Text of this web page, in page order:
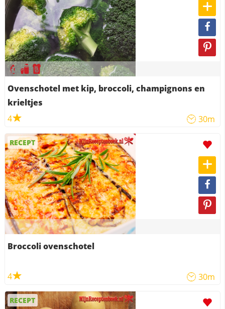
Ovenschotel met kip, broccoli, champignons en
krieltjes
4
30m
RECEPT
Broccoli ovenschotel
4 30m
RECEPT